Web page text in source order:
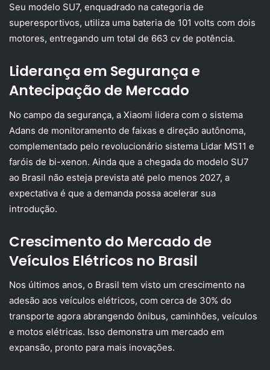
Seu modelo SU7, enquadrado na categoria de
superesportivos, utiliza uma bateria de 101 volts com dois
motores, entregando um total de 663 cv de potência.
Liderança em Segurança e
Antecipação de Mercado
No campo da segurança, a Xiaomi lidera com o sistema
Adans de monitoramento de faixas e direção autônoma,
complementado pelo revolucionário sistema Lidar MS11 e
faróis de bi-xenon. Ainda que a chegada do modelo SU7
ao Brasil não esteja prevista até pelo menos 2027, a
expectativa é que a demanda possa acelerar sua
introdução.
Crescimento do Mercado de
Veículos Elétricos no Brasil
Nos últimos anos, o Brasil tem visto um crescimento na
adesão aos veículos elétricos, com cerca de 30% do
transporte agora abrangendo ônibus, caminhões, veículos
e motos elétricas. Isso demonstra um mercado em
expansão, pronto para mais inovações.